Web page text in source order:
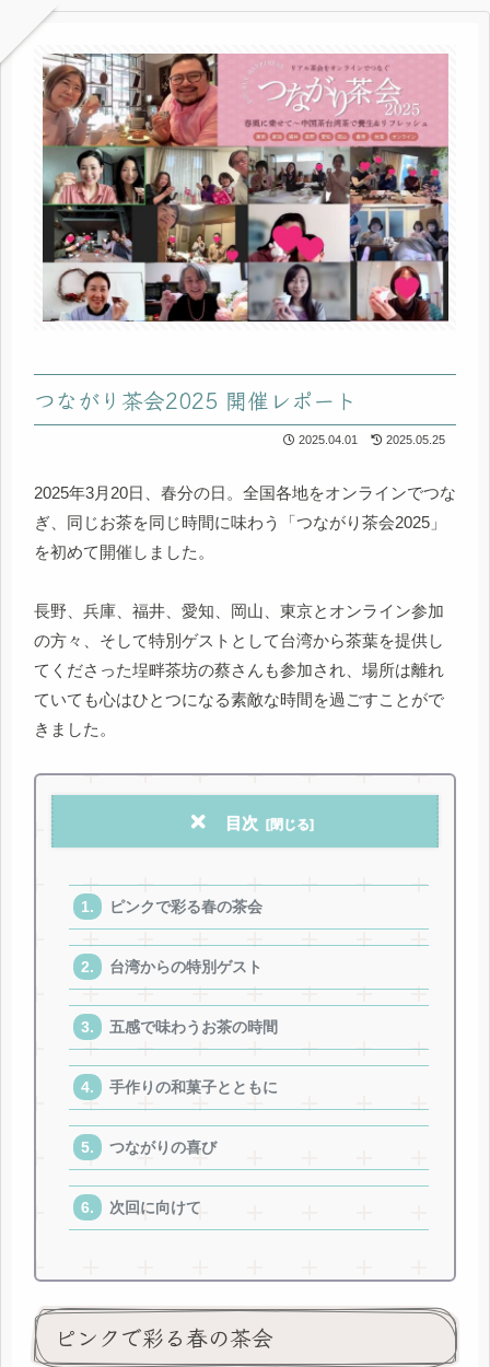
つながり茶会2025 開催レポート
2025.04.01 2025.05.25
2025年3月20日、春分の日。全国各地をオンラインでつな
ぎ、同じお茶を同じ時間に味わう「つながり茶会2025」
を初めて開催しました。
長野、兵庫、福井、愛知、岡山、東京とオンライン参加
の方々、そして特別ゲストとして台湾から茶葉を提供し
てくださった埕畔茶坊の蔡さんも参加され、場所は離れ
ていても心はひとつになる素敵な時間を過ごすことがで
きました。
目次
ピンクで彩る春の茶会
台湾からの特別ゲスト
五感で味わうお茶の時間
手作りの和菓子とともに
つながりの喜び
次回に向けて
ピンクで彩る春の茶会